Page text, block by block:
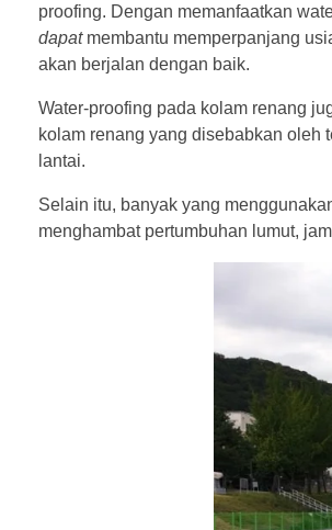
proofing. Dengan memanfaatkan
dapat membantu memperpanjang
akan berjalan dengan baik.
Water-proofing pada kolam renang
kolam renang yang disebabkan oleh
lantai.
Selain itu, banyak yang
menghambat pertumbuhan lumut,